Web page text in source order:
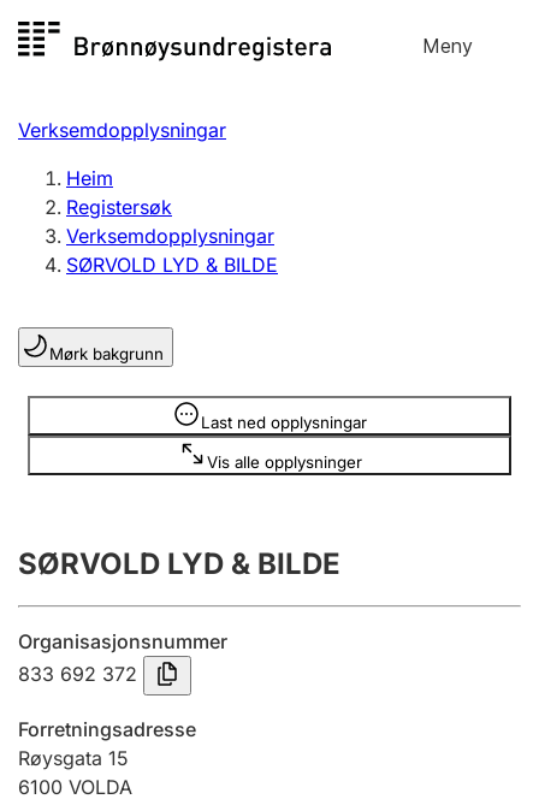
til
Meny
Registersøk
Aksjeselskap
Enkeltpersonføretak
Registrere, endre, slette
Lag og foreining
Registrere, endre, slette
Årsrekneskap
Innsending og forseinkingsgebyr
Jeger
Verksemdopplysningar
Heim
Registersøk
Verksemdopplysningar
SØRVOLD LYD & BILDE
Mørk bakgrunn
Last ned opplysningar
Vis alle opplysninger
Opplysninger er skjult
SØRVOLD LYD & BILDE
Organisasjonsnummer
833 692 372
Forretningsadresse
Røysgata 15
6100 VOLDA